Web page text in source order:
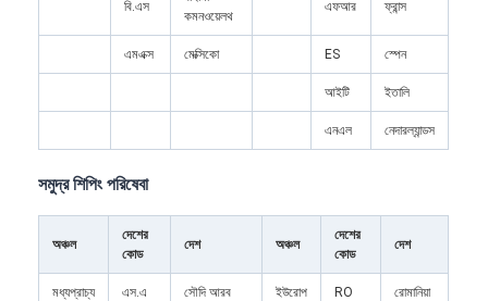
বাড়ি
বি.এস
কমনওয়েলথ
এফআর ফ্রান্স
এমএক্স মেক্সিকো ES স্পেন
আইটি ইতালি
এনএল নেদারল্যান্ডস
সমুদ্র শিপিং পরিষেবা
অঞ্চল
দেশের
কোড
দেশ অঞ্চল
দেশের
কোড
দেশ
মধ্যপ্রাচ্য এস.এ সৌদি আরব ইউরোপ RO রোমানিয়া